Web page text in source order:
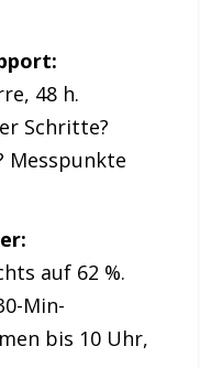
48 h.
Schritte?
Messpunkte
auf 62 %.
Min-
bis 10 Uhr,